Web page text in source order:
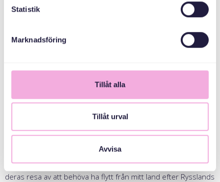
Statistik
Marknadsföring
Tillåt alla
Tillåt urval
Avvisa
landsmän på detta sätt”, säger Tetaina.
”Det har även känts viktigt på ett personligt plan, då jag delar
deras resa av att behöva ha flytt från mitt land efter Rysslands